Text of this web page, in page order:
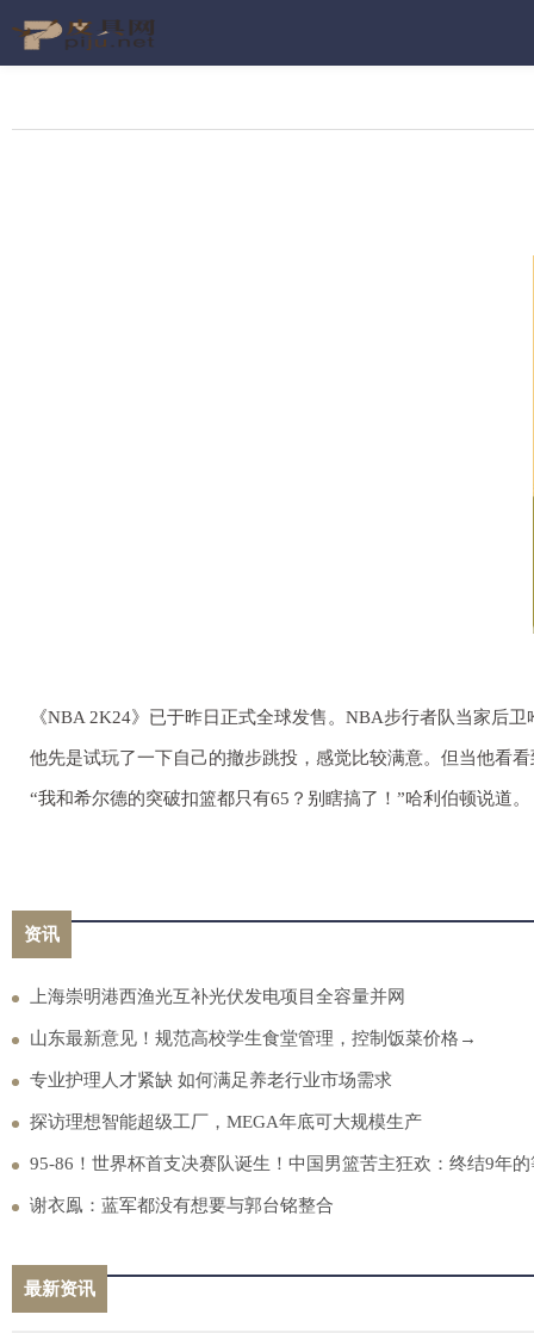
《NBA 2K24》已于昨日正式全球发售。NBA步行者队当家后
他先是试玩了一下自己的撤步跳投，感觉比较满意。但当他看
“我和希尔德的突破扣篮都只有65？别瞎搞了！”哈利伯顿说道。
资讯
上海崇明港西渔光互补光伏发电项目全容量并网
山东最新意见！规范高校学生食堂管理，控制饭菜价格→
专业护理人才紧缺 如何满足养老行业市场需求
探访理想智能超级工厂，MEGA年底可大规模生产
95-86！世界杯首支决赛队诞生！中国男篮苦主狂欢：终结9年
谢衣鳯：蓝军都没有想要与郭台铭整合
最新资讯